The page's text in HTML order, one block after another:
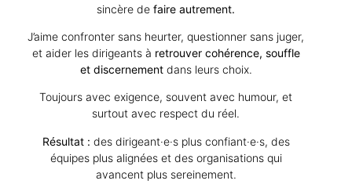
sincère defaire autrement.
J’aime confronter sans heurter, questionner sans juger,
et aider les dirigeants à retrouver cohérence, souffle
et discernementdans leurs choix.
Toujours avec exigence, souvent avec humour, et
surtout avec respect du réel.
Résultat : des dirigeant·e·s plus confiant·e·s, des
équipes plus alignées et des organisations qui
avancent plus sereinement.